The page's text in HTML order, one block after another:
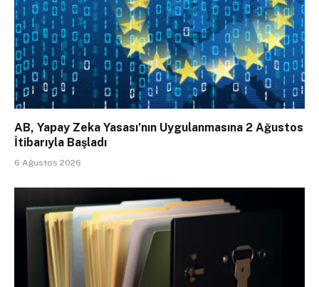
AB, Yapay Zeka Yasası’nın Uygulanmasına 2 Ağustos
İtibarıyla Başladı
6 Ağustos 2026